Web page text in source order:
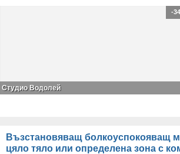
-
Студио Водолей
Възстановяващ болкоуспокояващ
цяло тяло или определена зона с